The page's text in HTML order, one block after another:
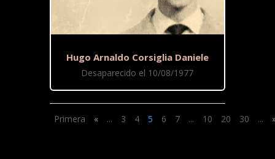
Hugo Arnaldo Corsiglia Daniele
Desaparecido el 10/08/1977
Primera « ... 3 4 5 6 7 ... 10 20 30 ...